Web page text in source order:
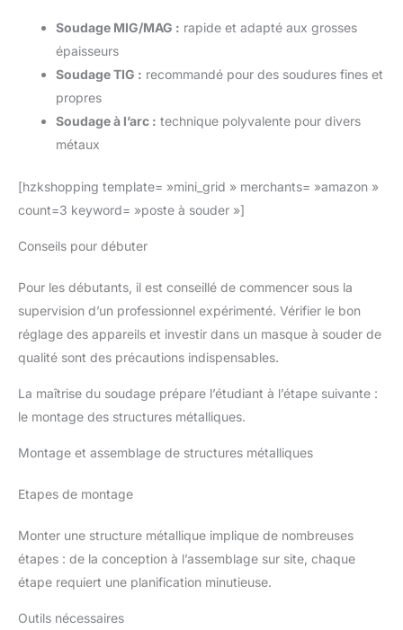
Soudage MIG/MAG : rapide et adapté aux grosses
épaisseurs
Soudage TIG : recommandé pour des soudures fines et
propres
Soudage à l’arc : technique polyvalente pour divers
métaux
[hzkshopping template= »mini_grid » merchants= »amazon »
count=3 keyword= »poste à souder »]
Conseils pour débuter
Pour les débutants, il est conseillé de commencer sous la
supervision d’un professionnel expérimenté. Vérifier le bon
réglage des appareils et investir dans un masque à souder de
qualité sont des précautions indispensables.
La maîtrise du soudage prépare l’étudiant à l’étape suivante :
le montage des structures métalliques.
Montage et assemblage de structures métalliques
Etapes de montage
Monter une structure métallique implique de nombreuses
étapes : de la conception à l’assemblage sur site, chaque
étape requiert une planification minutieuse.
Outils nécessaires